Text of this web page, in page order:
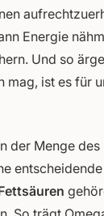
Energie
Und so
mag, ist es für
der Menge des